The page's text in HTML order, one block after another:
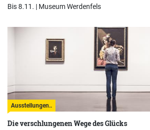
Bis 8.11. | Museum Werdenfels
Ausstellungen..
Die verschlungenen Wege des Glücks